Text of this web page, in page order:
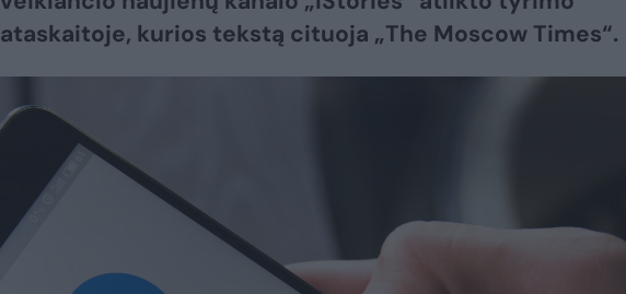
ataskaitoje, kurios tekstą cituoja „The Moscow Times“.